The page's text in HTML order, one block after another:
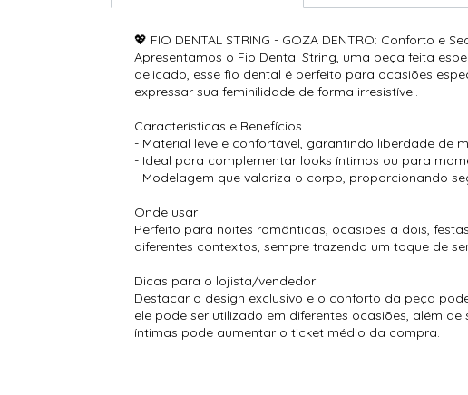
💖 FIO DENTAL STRING - GOZA DENTRO: Conforto e
Apresentamos o Fio Dental String, uma peça feita
delicado, esse fio dental é perfeito para ocasiões
expressar sua feminilidade de forma irresistível.
Características e Benefícios
- Material leve e confortável, garantindo liberdade de
- Ideal para complementar looks íntimos ou para
- Modelagem que valoriza o corpo, proporcionando
Onde usar
Perfeito para noites românticas, ocasiões a dois,
diferentes contextos, sempre trazendo um toque de
Dicas para o lojista/vendedor
Destacar o design exclusivo e o conforto da peça
ele pode ser utilizado em diferentes ocasiões, além
íntimas pode aumentar o ticket médio da compra.